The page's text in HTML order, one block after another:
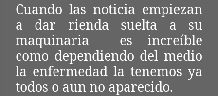
Cuando las noticia empiezan
a dar rienda suelta a su
maquinaria es increíble
como dependiendo del medio
la enfermedad la tenemos ya
todos o aun no aparecido.